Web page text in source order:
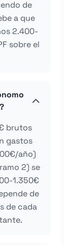
de
a que
2.400-
sobre el
brutos
gastos
año)
2) se
1.350€
de
de cada